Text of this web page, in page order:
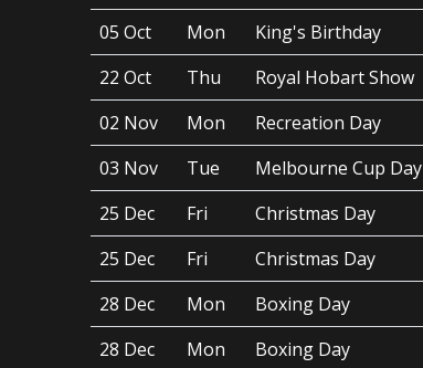
05 Oct
Mon King's Birthday
22 Oct
Thu Royal Hobart Show
02 Nov
Mon Recreation Day
03 Nov
Tue Melbourne Cup Day
25 Dec
Fri
Christmas Day
25 Dec
Fri Christmas Day
28 Dec
Mon Boxing Day
28 Dec
Mon Boxing Day